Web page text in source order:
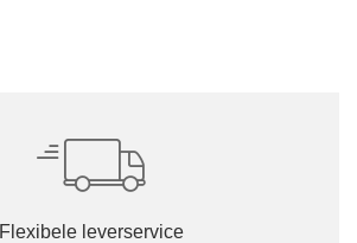
Flexibele leverservice